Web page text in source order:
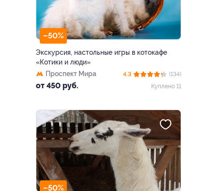
–50%
Экскурсия, настольные игры в котокафе
«Котики и люди»
Проспект Мира
от 450 руб.
4.3
(134)
Куплено 11
–50%